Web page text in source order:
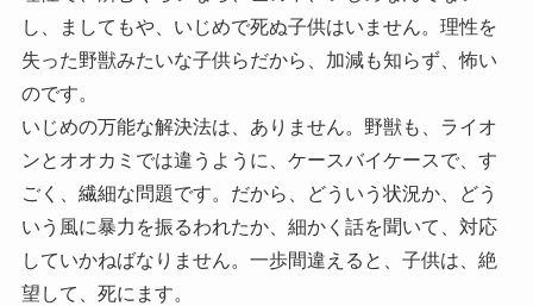
し、ましてもや、いじめで死ぬ子供はいません。理性を
失った野獣みたいな子供らだから、加減も知らず、怖い
のです。
いじめの万能な解決法は、ありません。野獣も、ライオ
ンとオオカミでは違うように、ケースバイケースで、す
ごく、繊細な問題です。だから、どういう状況か、どう
いう風に暴力を振るわれたか、細かく話を聞いて、対応
していかねばなりません。一歩間違えると、子供は、絶
望して、死にます。